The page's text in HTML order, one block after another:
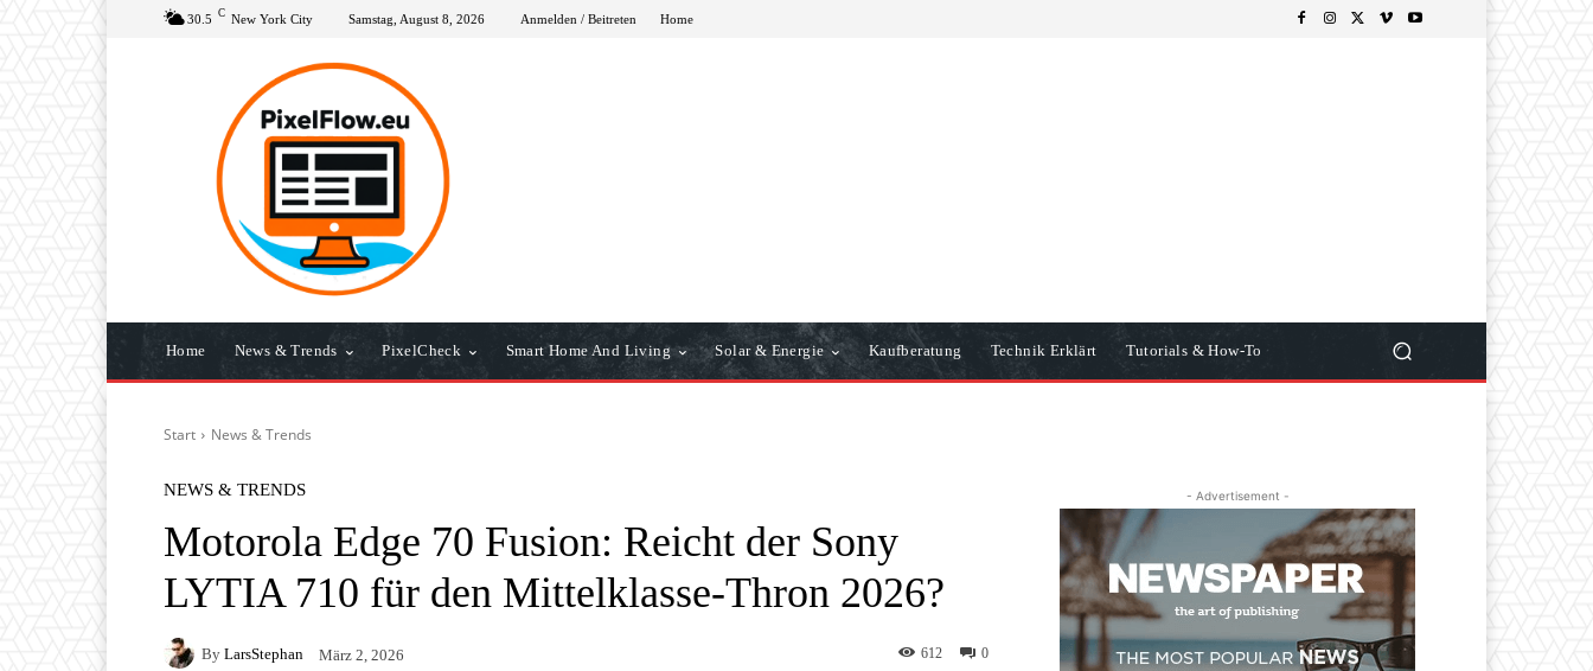
30.5 C New York City Samstag, August 8, 2026 Anmelden / Beitreten Home
Home News & Trends PixelCheck Smart Home And Living Solar & Energie Kaufberatung Technik Erklärt Tutorials & How-To
Start News & Trends
NEWS & TRENDS
Motorola Edge 70 Fusion: Reicht der Sony
LYTIA 710 für den Mittelklasse-Thron 2026?
By LarsStephan März 2, 2026 0
612
- Advertisement -